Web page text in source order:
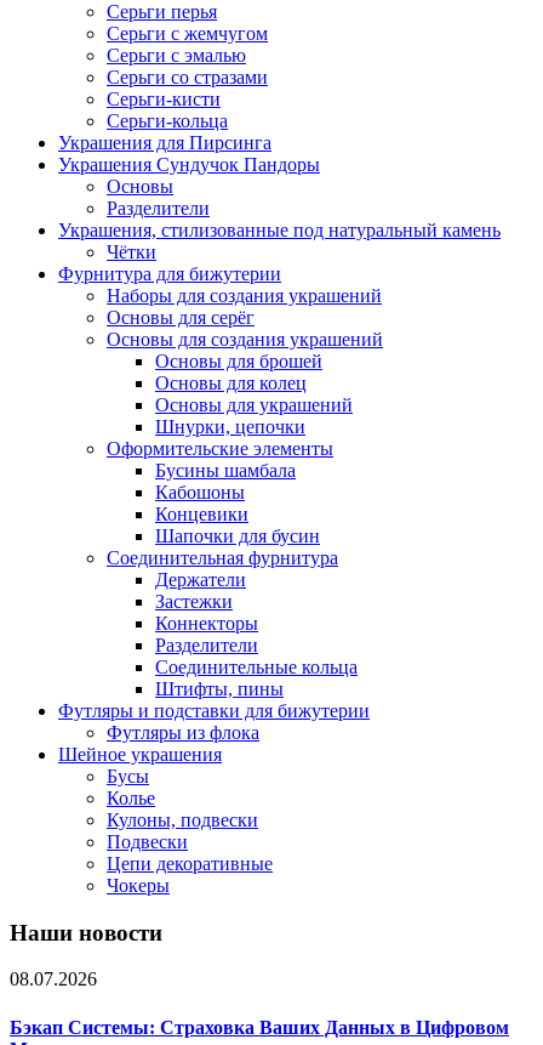
Серьги перья
Серьги с жемчугом
Серьги с эмалью
Серьги со стразами
Серьги-кисти
Серьги-кольца
Украшения для Пирсинга
Украшения Сундучок Пандоры
Основы
Разделители
Украшения, стилизованные под натуральный камень
Чётки
Фурнитура для бижутерии
Наборы для создания украшений
Основы для серёг
Основы для создания украшений
Основы для брошей
Основы для колец
Основы для украшений
Шнурки, цепочки
Оформительские элементы
Бусины шамбала
Кабошоны
Концевики
Шапочки для бусин
Соединительная фурнитура
Держатели
Застежки
Коннекторы
Разделители
Соединительные кольца
Штифты, пины
Футляры и подставки для бижутерии
Футляры из флока
Шейное украшения
Бусы
Колье
Кулоны, подвески
Подвески
Цепи декоративные
Чокеры
Наши новости
08.07.2026
Бэкап Системы: Страховка Ваших Данных в Цифровом